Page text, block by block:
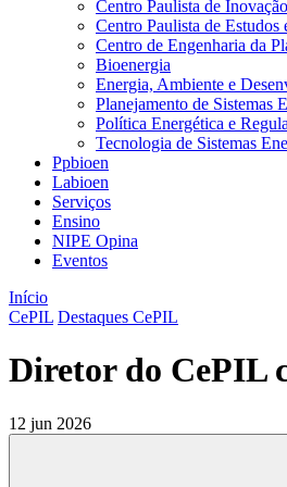
Centro Paulista de
Centro Paulista de
Centro de Engenharia da
Bioenergia
Energia, Ambiente e
Planejamento de Sistemas
Política Energética e
Tecnologia de Sistemas
Ppbioen
Labioen
Serviços
Ensino
NIPE Opina
Eventos
Início
CePIL Destaques CePIL
Diretor do CePIL
12 jun 2026